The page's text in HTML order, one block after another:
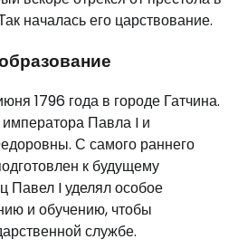
началась его царствование.
1796 года в городе Гатчина.
Павла I и
С самого раннего
к будущему
Павел I уделял особое
и обучению, чтобы
службе.